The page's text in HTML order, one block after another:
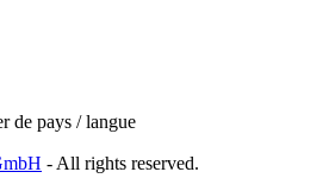
de pays / langue
- All rights reserved.